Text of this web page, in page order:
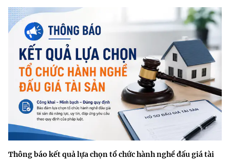
Thông báo kết quả lựa chọn tổ chức hành nghề đấu giá tài